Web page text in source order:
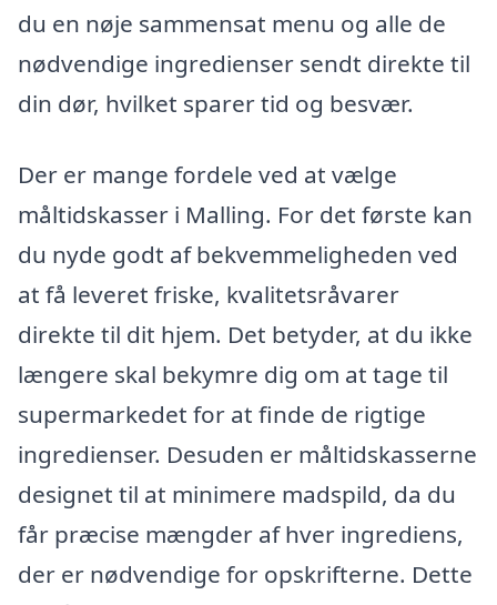
du en nøje sammensat menu og alle de
nødvendige ingredienser sendt direkte til
din dør, hvilket sparer tid og besvær.
Der er mange fordele ved at vælge
måltidskasser i Malling. For det første kan
du nyde godt af bekvemmeligheden ved
at få leveret friske, kvalitetsråvarer
direkte til dit hjem. Det betyder, at du ikke
længere skal bekymre dig om at tage til
supermarkedet for at finde de rigtige
ingredienser. Desuden er måltidskasserne
designet til at minimere madspild, da du
får præcise mængder af hver ingrediens,
der er nødvendige for opskrifterne. Dette